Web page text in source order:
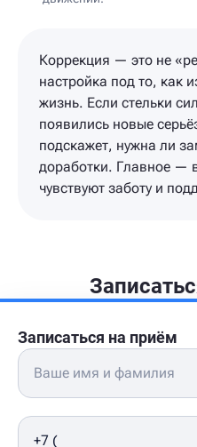
Коррекция — это не
настройка под то, как
жизнь. Если стельки
появились новые
подскажет, нужна ли
доработки. Главное —
чувствуют заботу и
Записаться на приём